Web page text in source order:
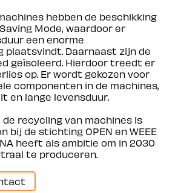
hebben de beschikking
Mode, waardoor er
een enorme
plaatsvindt. Daarnaast zijn de
geïsoleerd. Hierdoor treedt er
op. Er wordt gekozen voor
componenten in de machines,
en lange levensduur.
recycling van machines is
bij de stichting OPEN en WEEE
heeft als ambitie om in 2030
te produceren.